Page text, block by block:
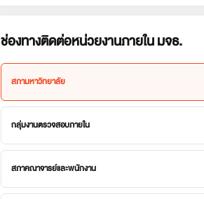
ช่องทางติดต่อหน่วยงานภายใน มจธ.
สภามหาวิทยาลัย
กลุ่มงานตรวจสอบภายใน
สภาคณาจารย์และพนักงาน